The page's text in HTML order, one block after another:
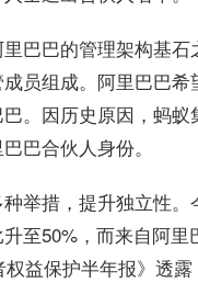
巴巴的管理架构基
员组成。阿里巴巴
。因历史原因，蚂
巴合伙人身份。
举措，提升独立性
至50%，而来自阿
权益保护半年报》透